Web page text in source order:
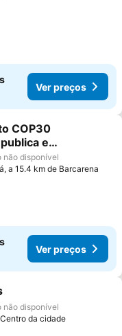
Ver preços
aos favoritos
COP30
e
não disponível
a 15.4 km de Barcarena
Ver preços
aos favoritos
não disponível
da cidade